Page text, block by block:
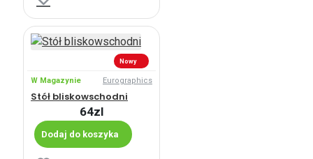
Nowy
W Magazynie Eurographics
Stół bliskowschodni
64zl
Dodaj do koszyka